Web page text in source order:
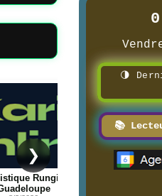
pétanque des
❯
🌗
📚